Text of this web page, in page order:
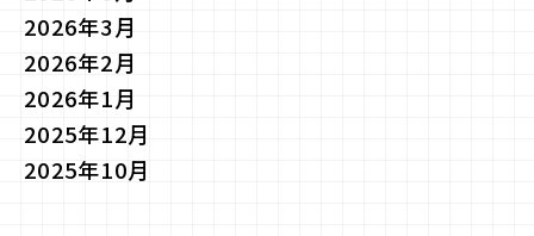
2026年3月
2026年2月
2026年1月
2025年12月
2025年10月